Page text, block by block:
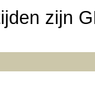
zijn